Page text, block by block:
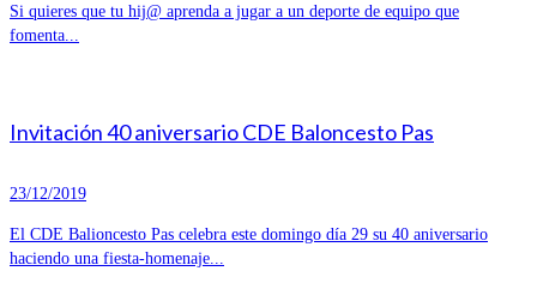
Si quieres que tu hij@ aprenda a jugar a un deporte de equipo que
fomenta...
Invitación 40 aniversario CDE Baloncesto Pas
23/12/2019
El CDE Balioncesto Pas celebra este domingo día 29 su 40 aniversario
haciendo una fiesta-homenaje...